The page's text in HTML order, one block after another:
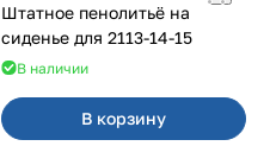
Штатное пенолитьё на
сиденье для 2113-14-15
В наличии
В корзину